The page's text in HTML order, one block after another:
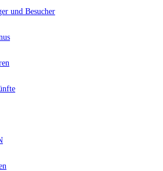
und Besucher